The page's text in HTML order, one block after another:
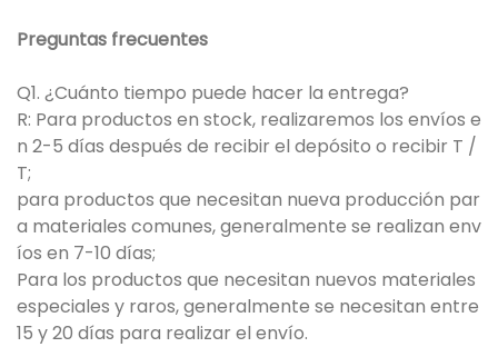
Preguntas frecuentes
Q1. ¿Cuánto tiempo puede hacer la entrega?
R: Para productos en stock, realizaremos los envíos e
n 2-5 días después de recibir el depósito o recibir T /
T;
para productos que necesitan nueva producción par
a materiales comunes, generalmente se realizan env
íos en 7-10 días;
Para los productos que necesitan nuevos materiales
especiales y raros, generalmente se necesitan entre
15 y 20 días para realizar el envío.